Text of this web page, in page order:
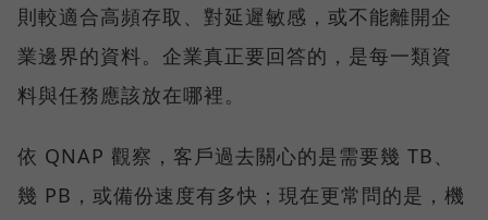
則較適合高頻存取、對延遲敏感，或不能離開企
業邊界的資料。企業真正要回答的，是每一類資
料與任務應該放在哪裡。
依 QNAP 觀察，客戶過去關心的是需要幾 TB、
幾 PB，或備份速度有多快；現在更常問的是，機